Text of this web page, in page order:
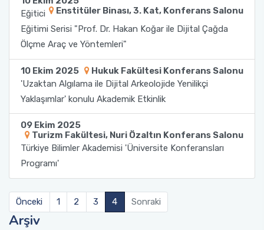
Enstitüler Binası, 3. Kat, Konferans Salonu
Eğitici
Eğitimi Serisi "Prof. Dr. Hakan Koğar ile Dijital Çağda
Ölçme Araç ve Yöntemleri"
10 Ekim 2025
Hukuk Fakültesi Konferans Salonu
'Uzaktan Algılama ile Dijital Arkeolojide Yenilikçi
Yaklaşımlar' konulu Akademik Etkinlik
09 Ekim 2025
Turizm Fakültesi, Nuri Özaltın Konferans Salonu
Türkiye Bilimler Akademisi 'Üniversite Konferansları
Programı'
Önceki 1 2 3 4 Sonraki
Arşiv
2022-2026 Stratejik Planı
Faaliyet Raporları
Akademik Tören
İlahiyat Fakültesi
İletişim Fakültesi
Kemer Denizcilik Fakültesi
Kumluca Sağlık Bilimleri Fakültesi
Manavgat Sosyal ve Beşeri Bilimler Fakültesi
Manavgat Turizm Fakültesi
Manavgat Yabancı Diller Fakültesi
Sağlık Hizmetleri MYO
Serik Gülsün Süleyman Süral MYO
Sosyal Bilimler MYO
Teknik Bilimler MYO
Yapı İşleri ve Teknik Daire Başkanlığı
Uluslararası İlişkiler Ofisi
Mezun Bilgi Sistemi
Sıkça Sorulan Sorular
Online Sağlık Hizmetleri Randevu Sistemi
Yönetim Sistemi)
Dış Kaynaklı Proje Takip Sistemi
TÜBİTAK Projeleri
Web of Science
SciVal